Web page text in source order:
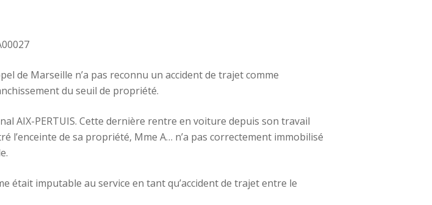
de Marseille n’a pas reconnu un accident de trajet comme
du seuil de propriété.
AIX-PERTUIS. Cette dernière rentre en voiture depuis son travail
l’enceinte de sa propriété, Mme A… n’a pas correctement immobilisé
était imputable au service en tant qu’accident de trajet entre le